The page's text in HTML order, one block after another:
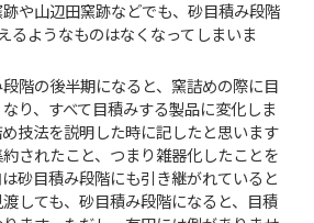
や山辺田窯跡などでも、砂目積み段階
るようなものはなくなってしまいま
階の後半期になると、窯詰めの際に目
り、すべて目積みする製品に変化しま
技法を説明した時に記したと思います
されたこと、つまり雑器化したことを
砂目積み段階にも引き継がれていると
しても、砂目積み段階になると、目積